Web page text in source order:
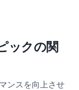
ックの関
ンスを向上させ